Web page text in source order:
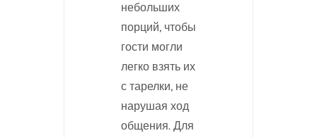
небольших
порций, чтобы
гости могли
легко взять их
с тарелки, не
нарушая ход
общения. Для